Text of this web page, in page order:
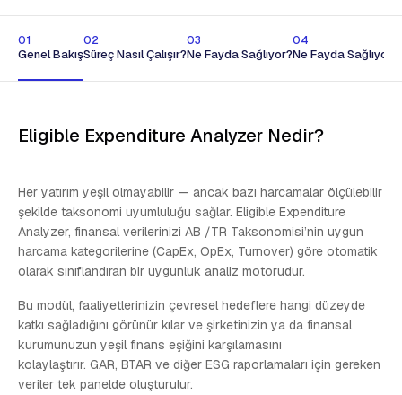
01
Genel Bakış
02
Süreç Nasıl Çalışır?
03
Ne Fayda Sağlıyor?
04
Ne Fayda Sağlıyor?
Eligible Expenditure Analyzer Nedir?
Her yatırım yeşil olmayabilir — ancak bazı harcamalar ölçülebilir
şekilde taksonomi uyumluluğu sağlar. Eligible Expenditure
Analyzer, finansal verilerinizi AB /TR Taksonomisi’nin uygun
harcama kategorilerine (CapEx, OpEx, Turnover) göre otomatik
olarak sınıflandıran bir uygunluk analiz motorudur.
Bu modül, faaliyetlerinizin çevresel hedeflere hangi düzeyde
katkı sağladığını görünür kılar ve şirketinizin ya da finansal
kurumunuzun yeşil finans eşiğini karşılamasını
kolaylaştırır. GAR, BTAR ve diğer ESG raporlamaları için gereken
veriler tek panelde oluşturulur.